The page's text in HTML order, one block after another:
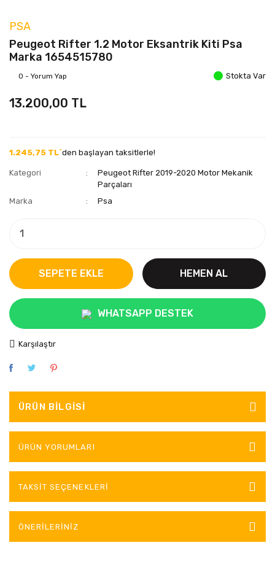
PSA
Peugeot Rifter 1.2 Motor Eksantrik Kiti Psa
Marka 1654515780
0 - Yorum Yap Stokta Var
13.200,00 TL
1.245,75 TL`den başlayan taksitlerle!
Kategori
Peugeot Rifter 2019-2020 Motor Mekanik
Parçaları
Marka
Psa
SEPETE EKLE HEMEN AL
WHATSAPP DESTEK
Karşılaştır
ÜRÜN BILGISI
ÜRÜN YORUMLARI
TAKSIT SEÇENEKLERI
ÖNERILERINIZ